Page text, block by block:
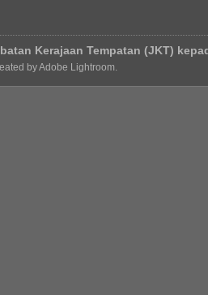
Kerajaan Tempatan (JKT)
by Adobe Lightroom.